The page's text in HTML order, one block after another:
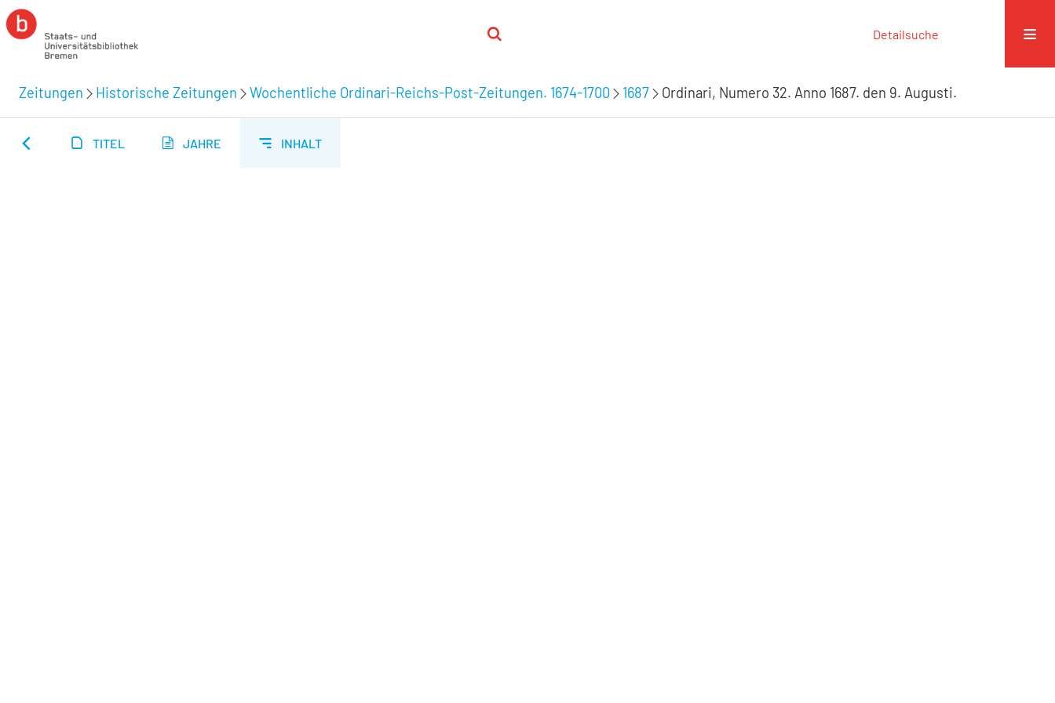
Detailsuche
Zeitungen Historische Zeitungen Wochentliche Ordinari-Reichs-Post-Zeitungen. 1674-1700 1687 Ordinari, Numero 32. Anno 1687. den 9. Augusti.
TITEL JAHRE INHALT